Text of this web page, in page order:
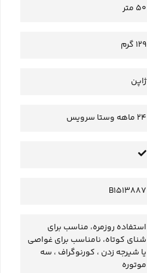
50 متر
129 گرم
ژاپن
24 ماهه وستا سرویس
B1513887
استفاده روزمره، مناسب برای
شنای کوتاه، نامناسب برای غواصی
یا شیرجه زدن ، کورنوگراف ، سه
موتوره